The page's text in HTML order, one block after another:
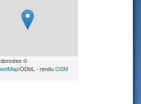
©
/ODbL - renduOSM